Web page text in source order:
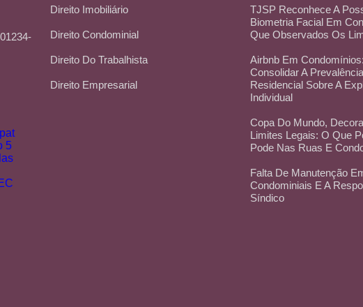
Direito Imobiliário
Direito Condominial
Direito Do Trabalhista
Direito Empresarial
TJSP Reconhece A
Biometria Facial Em
Que Observados Os
Airbnb Em
Consolidar A
Residencial Sobre A
Individual
Copa Do Mundo,
Limites Legais: O Que
Pode Nas Ruas E
Falta De Manutenção
Condominiais E A
Síndico